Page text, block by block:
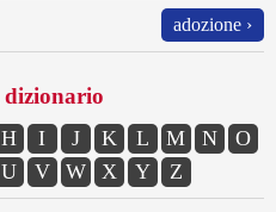
adozione ›
H I J K L M N
O
U V W X Y Z